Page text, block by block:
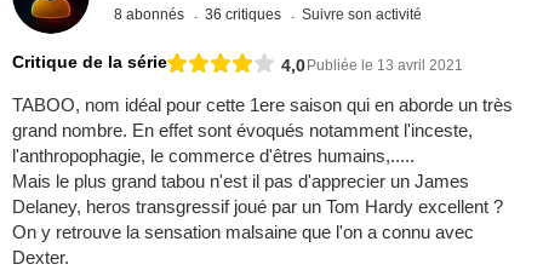
8 abonnés 36 critiques Suivre son activité
Critique de la série 4,0Publiée le 13 avril 2021
TABOO, nom idéal pour cette 1ere saison qui en aborde un très
grand nombre. En effet sont évoqués notamment l'inceste,
l'anthropophagie, le commerce d'êtres humains,.....
Mais le plus grand tabou n'est il pas d'apprecier un James
Delaney, heros transgressif joué par un Tom Hardy excellent ?
On y retrouve la sensation malsaine que l'on a connu avec
Dexter.